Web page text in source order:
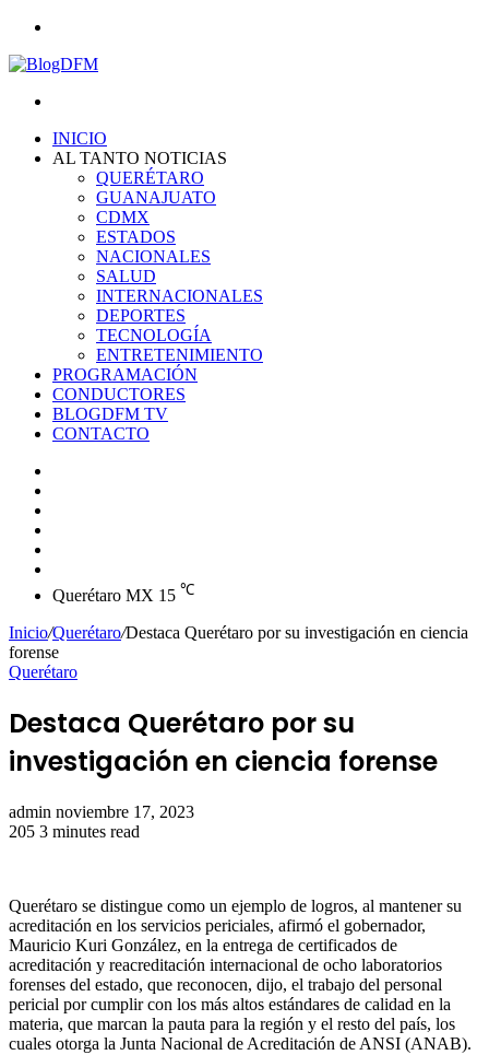
INICIO
AL TANTO NOTICIAS
QUERÉTARO
GUANAJUATO
CDMX
ESTADOS
NACIONALES
SALUD
INTERNACIONALES
DEPORTES
TECNOLOGÍA
ENTRETENIMIENTO
PROGRAMACIÓN
CONDUCTORES
BLOGDFM TV
CONTACTO
Querétaro MX 15 ℃
Inicio/Querétaro/Destaca Querétaro por su investigación en ciencia
forense
Querétaro
Destaca Querétaro por su
investigación en ciencia forense
admin Send
an
noviembre 17, 2023
205 3 minutes read
Querétaro se distingue como un ejemplo de logros, al mantener su
acreditación en los servicios periciales, afirmó el gobernador,
Mauricio Kuri González, en la entrega de certificados de
acreditación y reacreditación internacional de ocho laboratorios
forenses del estado, que reconocen, dijo, el trabajo del personal
pericial por cumplir con los más altos estándares de calidad en la
materia, que marcan la pauta para la región y el resto del país, los
cuales otorga la Junta Nacional de Acreditación de ANSI (ANAB).